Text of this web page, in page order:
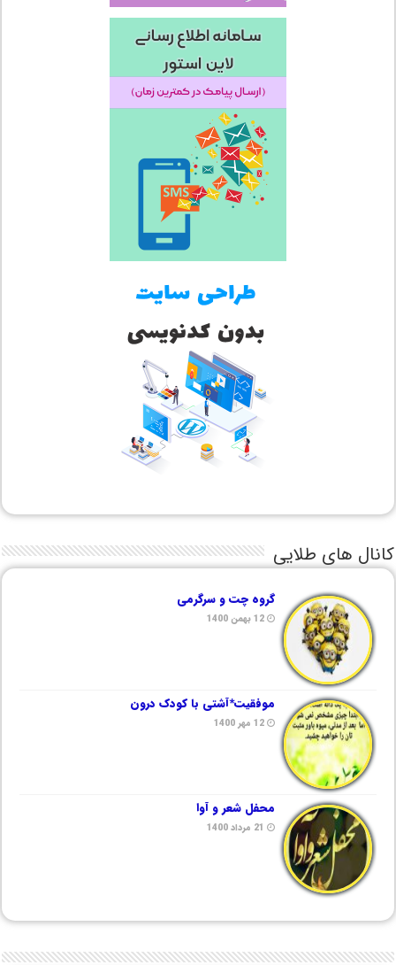
کانال های طلایی
گروه چت و سرگرمی
12 بهمن 1400
موفقیت*آشتی با کودک درون
12 مهر 1400
محفل شعر و آوا
21 مرداد 1400